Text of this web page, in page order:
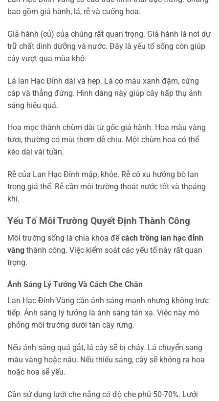
bao gồm giả hành, lá, rễ và cuống hoa.
Giả hành (củ) của chúng rất quan trọng. Giả hành là nơi dự
trữ chất dinh dưỡng và nước. Đây là yếu tố sống còn giúp
cây vượt qua mùa khô.
Lá lan Hạc Đỉnh dài và hẹp. Lá có màu xanh đậm, cứng
cáp và thẳng đứng. Hình dáng này giúp cây hấp thụ ánh
sáng hiệu quả.
Hoa mọc thành chùm dài từ gốc giả hành. Hoa màu vàng
tươi, thường có mùi thơm dễ chịu. Một chùm hoa có thể
kéo dài vài tuần.
Rễ của Lan Hạc Đỉnh mập, khỏe. Rễ có xu hướng bò lan
trong giá thể. Rễ cần môi trường thoát nước tốt và thoáng
khí.
Yếu Tố Môi Trường Quyết Định Thành Công
Môi trường sống là chìa khóa đểcách trồng lan hạc đỉnh
vàng thành công. Việc kiểm soát các yếu tố này rất quan
trọng.
Ánh Sáng Lý Tưởng Và Cách Che Chắn
Lan Hạc Đỉnh Vàng cần ánh sáng mạnh nhưng không trực
tiếp. Ánh sáng lý tưởng là ánh sáng tán xạ. Việc này mô
phỏng môi trường dưới tán cây rừng.
Nếu ánh sáng quá gắt, lá cây sẽ bị cháy. Lá chuyển sang
màu vàng hoặc nâu. Nếu thiếu sáng, cây sẽ không ra hoa
hoặc hoa sẽ yếu.
Cần sử dụng lưới che nắng có độ che phủ 50-70%. Lưới